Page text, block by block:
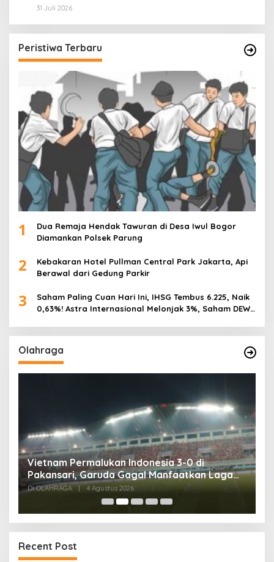
Paling Cuan & Volume Tertinggi 31 Juli 2026
31 Juli 2026
Peristiwa Terbaru
1
Dua Remaja Hendak Tawuran di Desa Iwul Bogor
Diamankan Polsek Parung
2
Kebakaran Hotel Pullman Central Park Jakarta, Api
Berawal dari Gedung Parkir
3
Saham Paling Cuan Hari Ini, IHSG Tembus 6.225, Naik
0,63%! Astra Internasional Melonjak 3%, Saham DEWA
Olahraga
Vietnam Permalukan Indonesia 3-0 di
Pakansari, Garuda Gagal Manfaatkan Laga
Kandang
Di OLAHRAGA 4 Agustus 2026
Recent Post